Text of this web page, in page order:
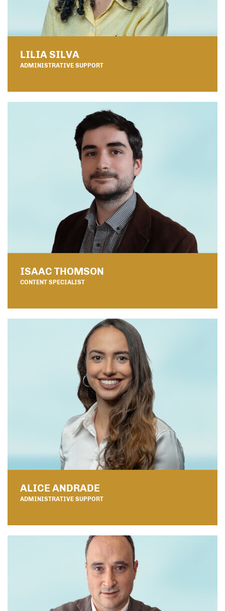
LILIA SILVA
ADMINISTRATIVE SUPPORT
ISAAC THOMSON
CONTENT SPECIALIST
ALICE ANDRADE
ADMINISTRATIVE SUPPORT